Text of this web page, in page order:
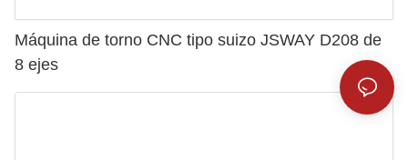
Máquina de torno CNC tipo suizo JSWAY D208 de
8 ejes